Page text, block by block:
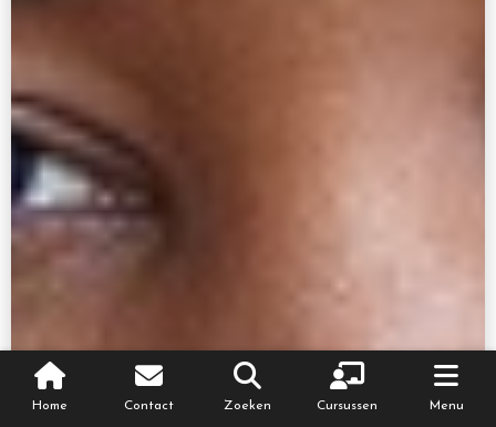
Home Contact Zoeken Cursussen Menu